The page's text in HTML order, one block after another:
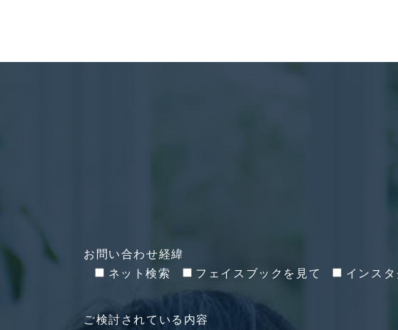
お問い合わせ経緯
ネット検索
フェイスブックを見て インス
ご検討されている内容